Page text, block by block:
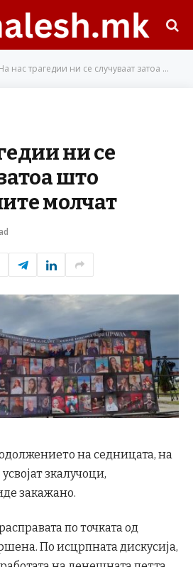
нас трагедии ни се случуваат затоа што институциите молчат
ни се
што
молчат
на седницата, на
усвојат зкалучоци,
закажано.
по точката од
По исцрпната дискусија,